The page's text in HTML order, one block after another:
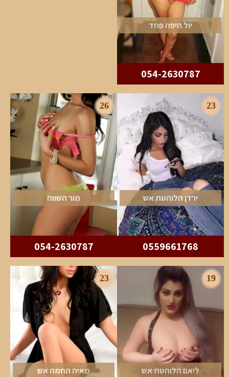
יול היפה פחד
054-2630787
23
ירדן הלוהטת אש
0559661768
26
מור השווה
054-2630787
19
ליאם הלוהטת אש
23
מאיה החמה אש